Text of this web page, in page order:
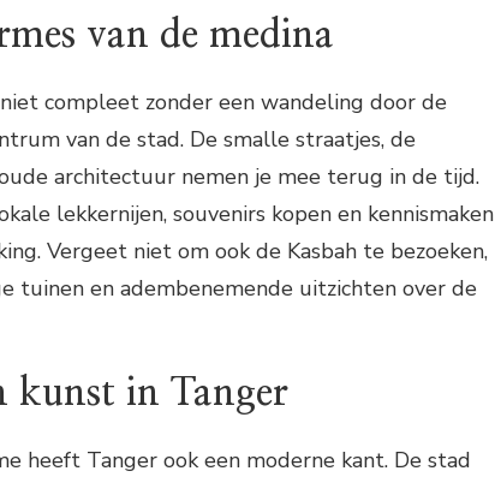
van de medina
compleet zonder een wandeling door de
van de stad. De smalle straatjes, de
architectuur nemen je mee terug in de tijd.
lekkernijen, souvenirs kopen en kennismaken
Vergeet niet om ook de Kasbah te bezoeken,
tuinen en adembenemende uitzichten over de
kunst in Tanger
heeft Tanger ook een moderne kant. De stad